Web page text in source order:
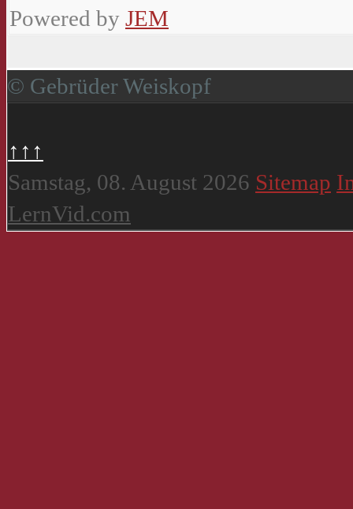
Powered by JEM
© Gebrüder Weiskopf
↑↑↑
Samstag, 08. August 2026 Sitemap
LernVid.com